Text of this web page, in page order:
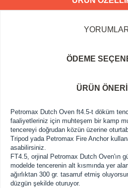
ÖDEME
ÜRÜN
Petromax Dutch Oven ft4.5-t döküm
faaliyetleriniz için muhteşem bir kamp
tencereyi doğrudan közün üzerine
Tripod yada Petromax Fire Anchor
asabilirsiniz.
FT4.5, orjinal Petromax Dutch Oven'ın
modelde tencerenin alt kısmında yer
ağırlıktan 300 gr. tasarruf etmiş
düzgün şekilde oturuyor.